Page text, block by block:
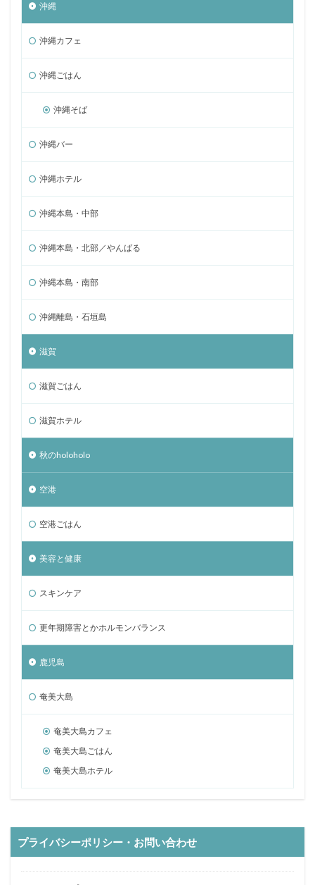
沖縄
沖縄カフェ
沖縄ごはん
沖縄そば
沖縄バー
沖縄ホテル
沖縄本島・中部
沖縄本島・北部／やんばる
沖縄本島・南部
沖縄離島・石垣島
滋賀
滋賀ごはん
滋賀ホテル
秋のholoholo
空港
空港ごはん
美容と健康
スキンケア
更年期障害とかホルモンバランス
鹿児島
奄美大島
奄美大島カフェ
奄美大島ごはん
奄美大島ホテル
プライバシーポリシー・お問い合わせ